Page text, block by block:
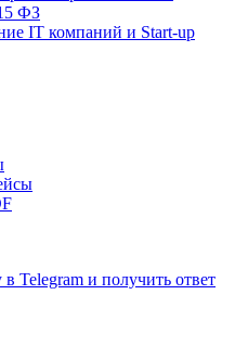
ФЗ
IT компаний и Start-up
Telegram и получить ответ